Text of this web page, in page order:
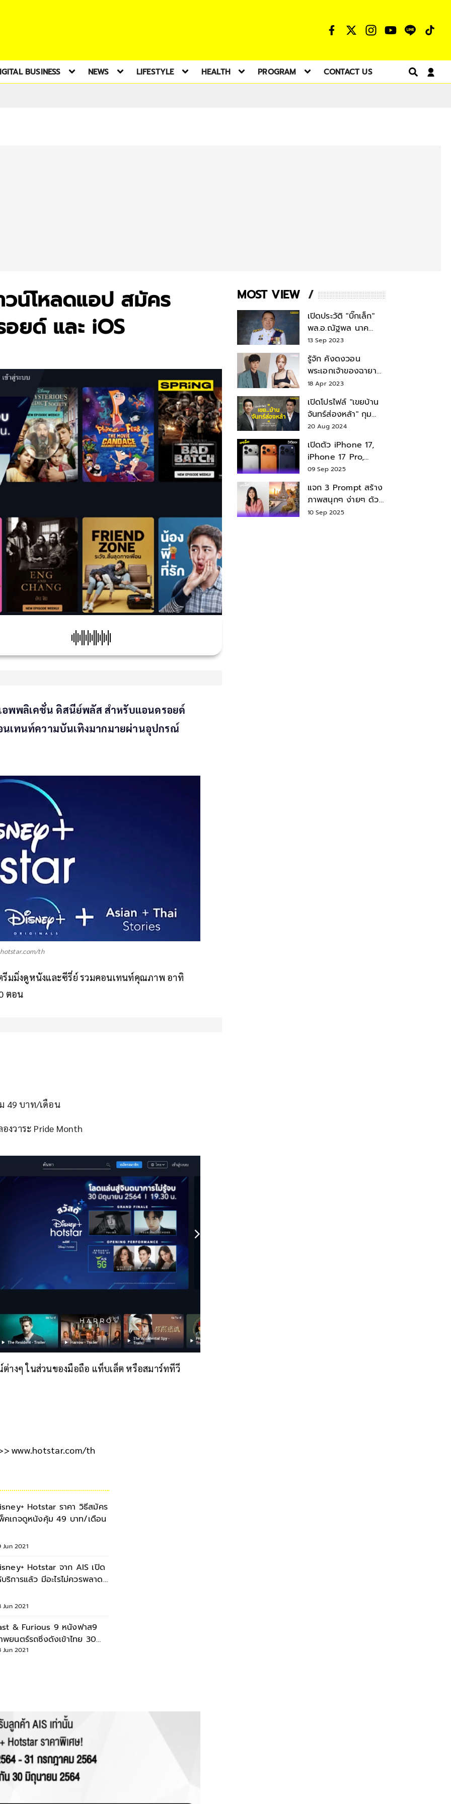
BUSINESS NEWS LIFESTYLE HEALTH PROGRAM CONTACT US
น์โหลดแอป สมัคร
ยด์ และ iOS
อพพลิเคชั่น ดิสนีย์พลัส สำหรับแอนดรอยด์
เทนท์ความบันเทิงมากมายผ่านอุปกรณ์
th
มมิ่งดูหนังและซีรี่ย์ รวมคอนเทนท์คุณภาพ อาทิ
ตอน
49 บาท/เดือน
งวาระ Pride Month
างๆ ในส่วนของมือถือ แท็บเล็ต หรือสมาร์ททีวี
www.hotstar.com/th
Hotstar ราคา วิธีสมัคร
คเกจดูหนังคุ้ม 49 บาท/เดือน
Jun 2021
Hotstar จาก AIS เปิด
บริการแล้ว มีอะไรไม่ควรพลาด
Jun 2021
& Furious 9 หนังฟาส9
พยนตร์รถซิ่งดังเข้าไทย 30
. 64
Jun 2021
MOST VIEW
เปิดประวัติ "บิ๊กเล็ก"
พล.อ.ณัฐพล นาค
พาณิชย์ จากเลขาฯ
สมช.-เลขาฯ
รมว.กลาโหม
13 Sep 2023
รู้จัก คังดงวอน
พระเอกเจ้าของฉายา
สมบัติแห่งชาติ หลังมี
18 Apr 2023
เปิดโปรไฟล์ "เขยบ้าน
จันทร์ส่องหล้า" กุม
บังเหียนธุรกิจตระกูล
"ชินวัตร"
20 Aug 2024
เปิดตัว iPhone 17,
iPhone 17 Pro,
iPhone 17 Air สเปค
09 Sep 2025
แจก 3 Prompt สร้าง
ภาพสนุกๆ ง่ายๆ ด้วย
Nano Banana ใน
10 Sep 2025